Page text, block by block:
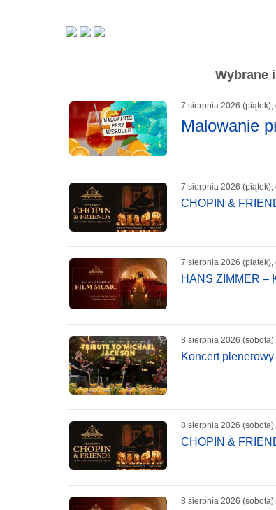
Wybrane
7 sierpnia 2026 (piątek),
Malowanie
7 sierpnia 2026 (piątek),
CHOPIN &
7 sierpnia 2026 (piątek),
HANS ZIMMER –
8 sierpnia 2026
Koncert
8 sierpnia 2026
CHOPIN &
8 sierpnia 2026